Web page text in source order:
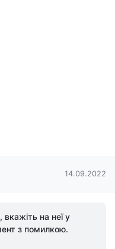
14.09.2022
на неї у
з помилкою.